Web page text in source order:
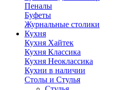
Пеналы
Буфеты
Журнальные столики
Кухня
Кухня Хайтек
Кухня Классика
Кухня Неоклассика
Кухни в наличии
Столы и Стулья